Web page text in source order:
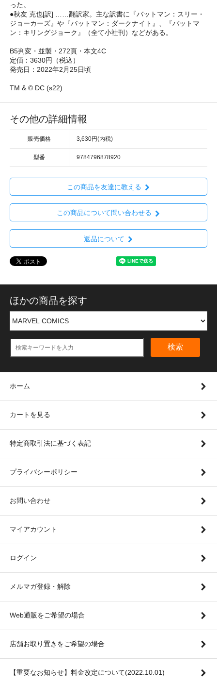
った。
●秋友 克也[訳] ……翻訳家。主な訳書に『バットマン：スリー・
ジョーカーズ』や『バットマン：ダークナイト』、『バットマ
ン：キリングジョーク』（全て小社刊）などがある。
B5判変・並製・272頁・本文4C
定価：3630円（税込）
発売日：2022年2月25日頃
TM & © DC (s22)
その他の詳細情報
販売価格 3,630円(内税)
型番 9784796878920
この商品を友達に教える
この商品について問い合わせる
返品について
ほかの商品を探す
検索
ホーム
カートを見る
特定商取引法に基づく表記
プライバシーポリシー
お問い合わせ
マイアカウント
ログイン
メルマガ登録・解除
Web通販をご希望の場合
店舗お取り置きをご希望の場合
【重要なお知らせ】料金改定について(2022.10.01)